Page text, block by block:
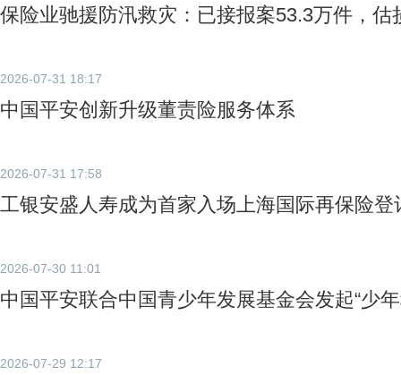
保险业驰援防汛救灾：已接报案53.3万件，估
2026-07-31 18:17
中国平安创新升级董责险服务体系
2026-07-31 17:58
工银安盛人寿成为首家入场上海国际再保险
2026-07-30 11:01
中国平安联合中国青少年发展基金会发起“少
2026-07-29 12:17